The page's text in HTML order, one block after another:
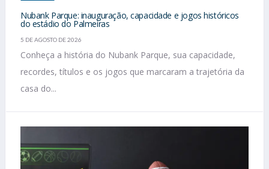
Nubank Parque: inauguração, capacidade e jogos históricos
do estádio do Palmeiras
5 DE AGOSTO DE 2026
Conheça a história do Nubank Parque, sua capacidade,
recordes, títulos e os jogos que marcaram a trajetória da
casa do...